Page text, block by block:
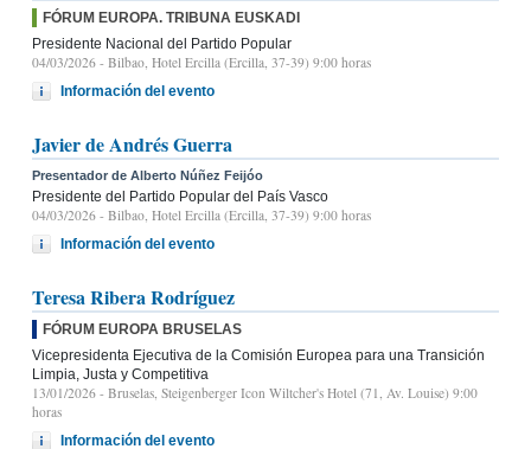
FÓRUM EUROPA. TRIBUNA EUSKADI
Presidente Nacional del Partido Popular
04/03/2026 - Bilbao, Hotel Ercilla (Ercilla, 37-39) 9:00 horas
Información del evento
Javier de Andrés Guerra
Presentador de Alberto Núñez Feijóo
Presidente del Partido Popular del País Vasco
04/03/2026 - Bilbao, Hotel Ercilla (Ercilla, 37-39) 9:00 horas
Información del evento
Teresa Ribera Rodríguez
FÓRUM EUROPA BRUSELAS
Vicepresidenta Ejecutiva de la Comisión Europea para una Transición
Limpia, Justa y Competitiva
13/01/2026 - Bruselas, Steigenberger Icon Wiltcher's Hotel (71, Av. Louise) 9:00
horas
Información del evento